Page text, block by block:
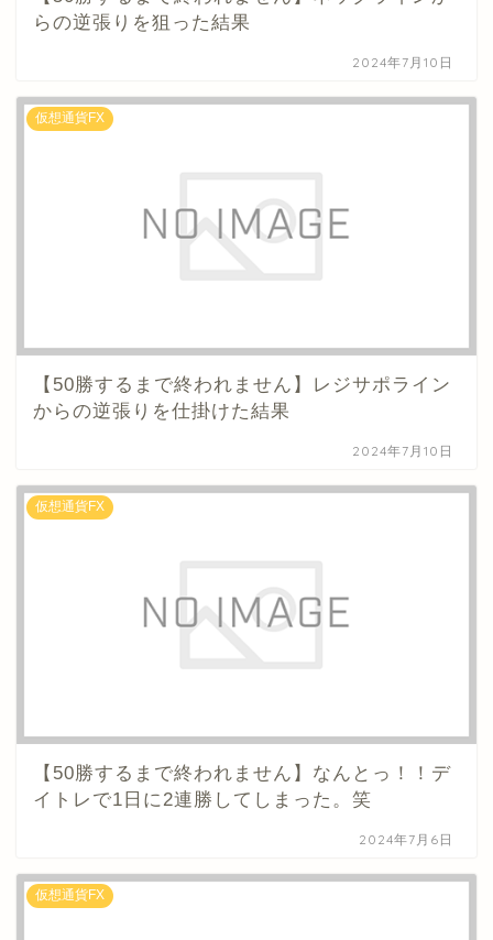
らの逆張りを狙った結果
2024年7月10日
仮想通貨FX
【50勝するまで終われません】レジサポライン
からの逆張りを仕掛けた結果
2024年7月10日
仮想通貨FX
【50勝するまで終われません】なんとっ！！デ
イトレで1日に2連勝してしまった。笑
2024年7月6日
仮想通貨FX